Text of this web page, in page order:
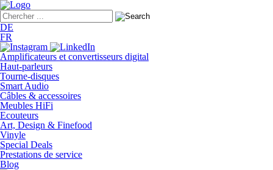
DE
FR
Amplificateurs et convertisseurs digital
Haut-parleurs
Tourne-disques
Smart Audio
Câbles & accessoires
Meubles HiFi
Ecouteurs
Art, Design & Finefood
Vinyle
Special Deals
Prestations de service
Blog